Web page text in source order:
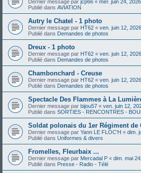
Dernier message par jcp66 « mer. juin 24,
Publié dans AVIATION
Autry le Chatel - 1 photo
Dernier message par HT62 « ven. juin 12,
Publié dans Demandes de photos
Dreux - 1 photo
Dernier message par HT62 « ven. juin 12,
Publié dans Demandes de photos
Chambonchard - Creuse
Dernier message par HT62 « ven. juin 12,
Publié dans Demandes de photos
Spectacle Des Flammes à La
Dernier message par bijou57 « ven. juin 12,
Publié dans SORTIES - RENCONTRES -
Soldat polonais du 1er Régiment de
Dernier message par Yann LE FLOC'H « dim.
Publié dans Uniformes & divers
Fromelles, Fleurbaix ...
Dernier message par Mercadal P « dim. mai
Publié dans Presse - Radio - Télé